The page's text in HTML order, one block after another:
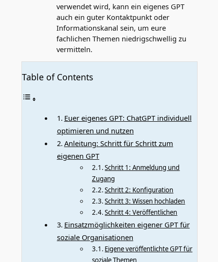
verwendet wird, kann ein eigenes GPT
auch ein guter Kontaktpunkt oder
Informationskanal sein, um eure
fachlichen Themen niedrigschwellig zu
vermitteln.
Table of Contents
Euer eigenes GPT: ChatGPT individuell
optimieren und nutzen
Anleitung: Schritt für Schritt zum
eigenen GPT
Schritt 1: Anmeldung und
Zugang
Schritt 2: Konfiguration
Schritt 3: Wissen hochladen
Schritt 4: Veröffentlichen
Einsatzmöglichkeiten eigener GPT für
soziale Organisationen
Eigene veröffentlichte GPT für
soziale Themen